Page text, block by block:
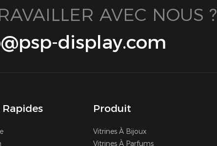
AVEC NOUS ?
display.com
Rapides Produit
Vitrines À Bijoux
Vitrines À Parfums